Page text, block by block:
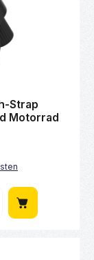
Strap
Motorrad